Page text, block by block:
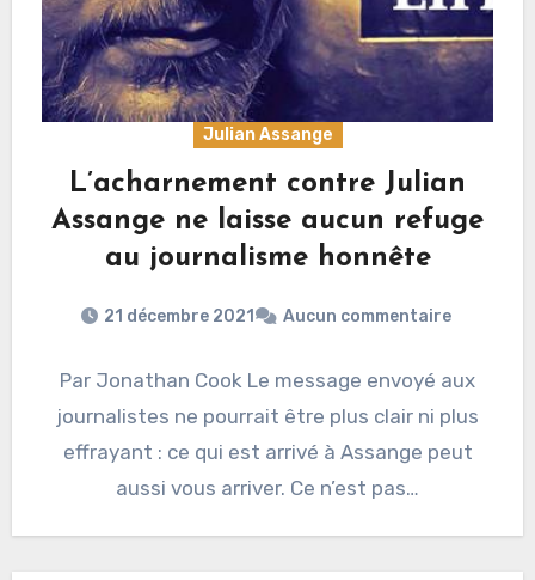
Julian Assange
L’acharnement contre Julian
Assange ne laisse aucun refuge
au journalisme honnête
21 décembre 2021 Aucun commentaire
Par Jonathan Cook Le message envoyé aux
journalistes ne pourrait être plus clair ni plus
effrayant : ce qui est arrivé à Assange peut
aussi vous arriver. Ce n’est pas…